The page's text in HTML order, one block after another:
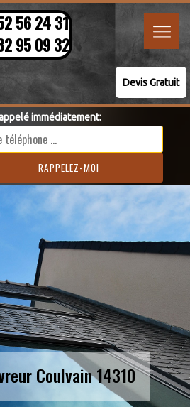
56 24 31
95 09 32
Devis Gratuit
immédiatement:
Coulvain 14310